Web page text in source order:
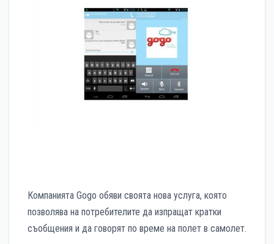
Компанията Gogo обяви своята нова услуга, която
позволява на потребителите да изпращат кратки
съобщения и да говорят по време на полет в самолет.